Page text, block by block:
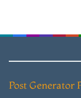
Post Generator